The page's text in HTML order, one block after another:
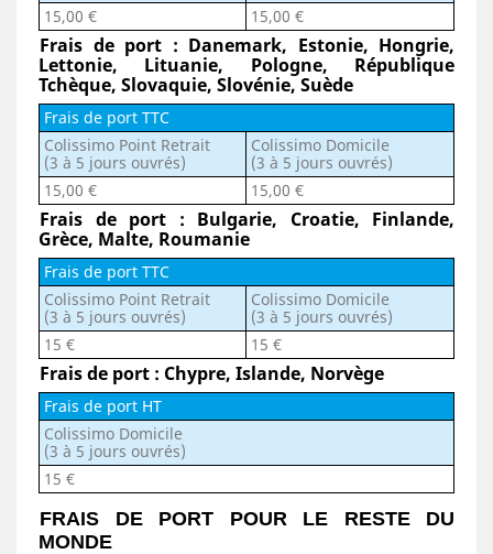
15,00 €
15,00 €
Frais de port : Danemark, Estonie, Hongrie,
Lettonie, Lituanie, Pologne, République
Tchèque, Slovaquie, Slovénie, Suède
Frais de port TTC
Colissimo Point Retrait
(3 à 5 jours ouvrés)
Colissimo Domicile
(3 à 5 jours ouvrés)
15,00 €
15,00 €
Frais de port : Bulgarie, Croatie, Finlande,
Grèce, Malte, Roumanie
Frais de port TTC
Colissimo Point Retrait
(3 à 5 jours ouvrés)
Colissimo Domicile
(3 à 5 jours ouvrés)
15 €
15 €
Frais de port : Chypre, Islande, Norvège
Frais de port HT
Colissimo Domicile
(3 à 5 jours ouvrés)
15 €
FRAIS DE PORT POUR LE RESTE DU
MONDE